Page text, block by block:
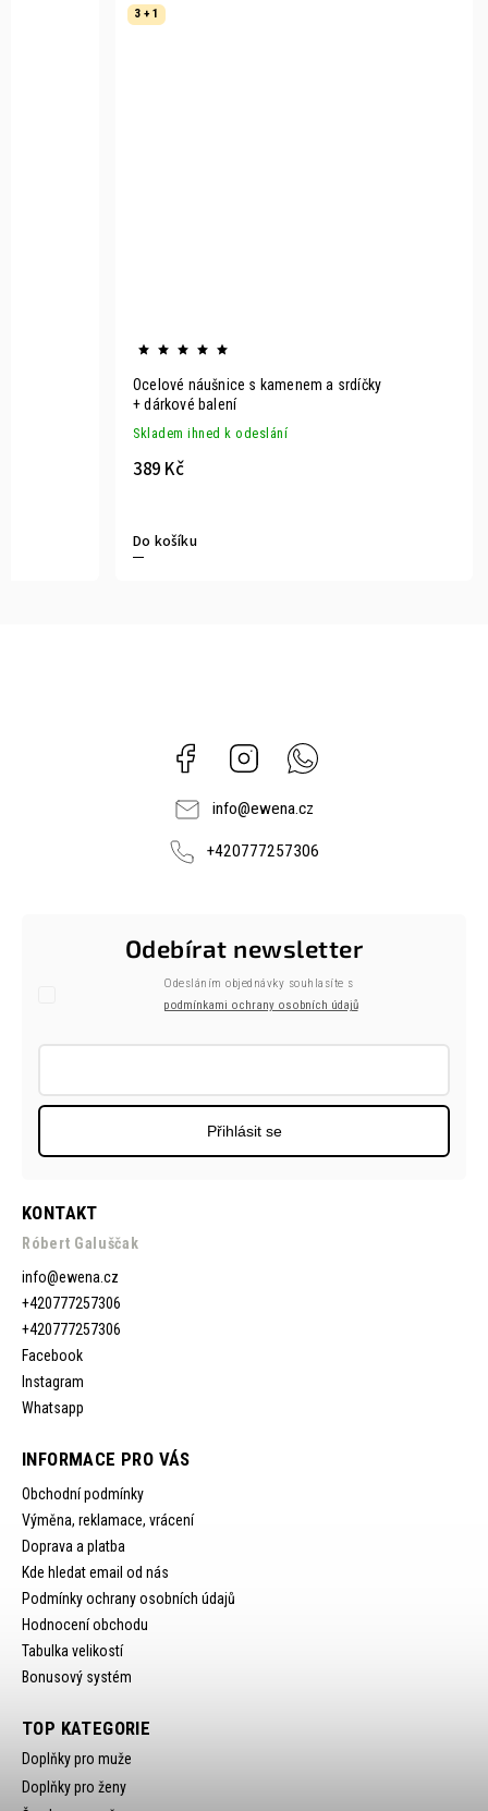
3 + 1
Ocelové náušnice s kamenem a srdíčky
+ dárkové balení
Skladem ihned k odeslání
389 Kč
Do košíku
Facebook Instagram
info@ewena.cz
+420777257306
KONTAKT
Róbert Galuščak
info@ewena.cz
+420777257306
+420777257306
Facebook
Instagram
Whatsapp
INFORMACE PRO VÁS
Obchodní podmínky
Výměna, reklamace, vrácení
Doprava a platba
Kde hledat email od nás
Podmínky ochrany osobních údajů
Hodnocení obchodu
Tabulka velikostí
Bonusový systém
Odebírat newsletter
Odesláním objednávky souhlasíte s
podmínkami ochrany osobních údajů
Přihlásit se
TOP KATEGORIE
Doplňky pro muže
Doplňky pro ženy